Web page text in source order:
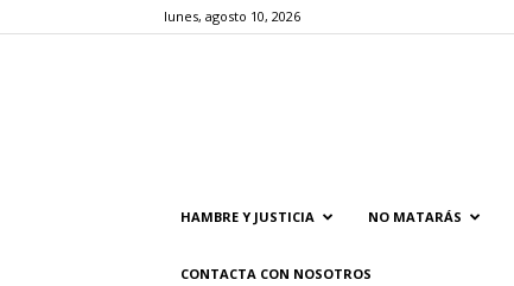
lunes, agosto 10, 2026
HAMBRE Y JUSTICIA NO MATARÁS
CONTACTA CON NOSOTROS